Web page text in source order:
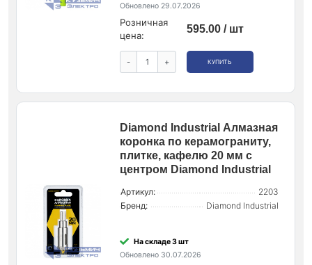
Обновлено 29.07.2026
Розничная
цена:
595.00 / шт
- + КУПИТЬ
Diamond Industrial Алмазная
коронка по керамограниту,
плитке, кафелю 20 мм с
центром Diamond Industrial
Артикул:
2203
Бренд:
Diamond Industrial
На складе 3 шт
Обновлено 30.07.2026